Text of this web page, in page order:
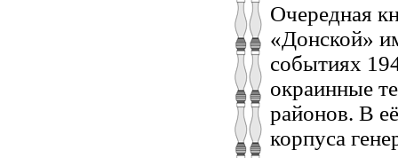
Очередная
«Донской»
событиях
окраинные
районов. В
корпуса